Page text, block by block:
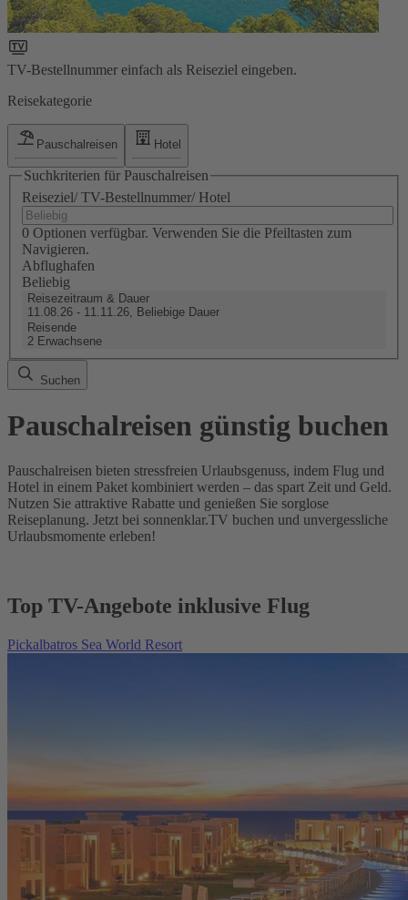
TV-Bestellnummer einfach als Reiseziel eingeben.
Reisekategorie
Pauschalreisen Hotel
Suchkriterien für Pauschalreisen
Reiseziel/ TV-Bestellnummer/ Hotel
0 Optionen verfügbar. Verwenden Sie die Pfeiltasten zum
Navigieren.
Abflughafen
Beliebig
Reisezeitraum & Dauer
11.08.26 - 11.11.26, Beliebige Dauer
Reisende
2 Erwachsene
Suchen
Pauschalreisen günstig buchen
Pauschalreisen bieten stressfreien Urlaubsgenuss, indem Flug und
Hotel in einem Paket kombiniert werden – das spart Zeit und Geld.
Nutzen Sie attraktive Rabatte und genießen Sie sorglose
Reiseplanung. Jetzt bei sonnenklar.TV buchen und unvergessliche
Urlaubsmomente erleben!
Top TV-Angebote inklusive Flug
Pickalbatros Sea World Resort